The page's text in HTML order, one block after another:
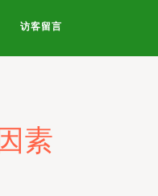
访客留言
素